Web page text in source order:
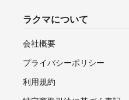
ラクマについて
会社概要
プライバシーポリシー
利用規約